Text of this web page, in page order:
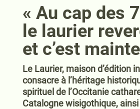
« Au cap des
le laurier
et c’est
Le Laurier, maison d’édition
consacre à l’héritage
spirituel de l’Occitanie
Catalogne wisigothique, ainsi